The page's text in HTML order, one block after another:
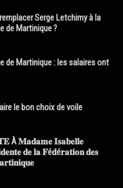
Serge Letchimy à la
de Martinique ?
de Martinique : les salaires ont
le bon choix de voile
𝐌𝐚𝐝𝐚𝐦𝐞 𝐈𝐬𝐚𝐛𝐞𝐥𝐥𝐞
𝐝𝐞 𝐥𝐚 𝐅é𝐝é𝐫𝐚𝐭𝐢𝐨𝐧 𝐝𝐞𝐬